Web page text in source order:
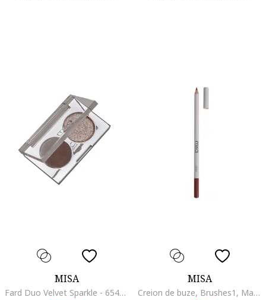
MISA
Fard Duo Velvet Sparkle - 65487, Night Sky
MISA
Creion de buze, Brushes1, Maro inchis